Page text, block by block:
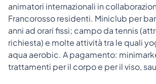
animatori internazionali in
Francorosso residenti. Miniclub per
anni ad orari fissi; campo da tennis
richiesta) e molte attività tra le quali
aqua aerobic. A pagamento:
trattamenti per il corpo e per il viso,